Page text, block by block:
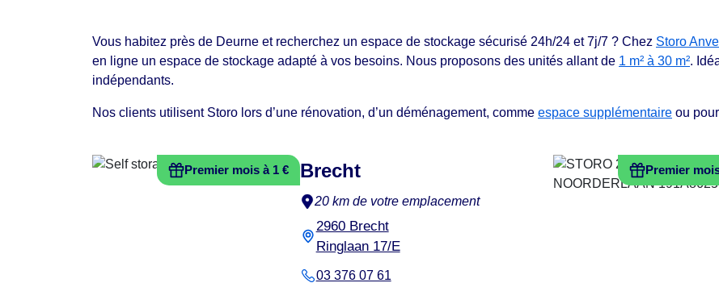
Vous habitez près de Deurne et recherchez un espace de stockage sécurisé 24h/24 et 7j/7 ? Chez Storo
en ligne un espace de stockage adapté à vos besoins. Nous proposons des unités allant de 1 m² à 30 m².
indépendants.
Nos clients utilisent Storo lors d’une rénovation, d’un déménagement, comme espace supplémentaire ou
Premier mois à 1 € Brecht
20 km de votre emplacement
2960 Brecht
Ringlaan 17/E
03 376 07 61
Premier